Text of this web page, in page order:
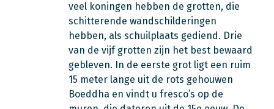
veel koningen hebben de grotten, die
schitterende wandschilderingen
hebben, als schuilplaats gediend. Drie
van de vijf grotten zijn het best bewaard
gebleven. In de eerste grot ligt een ruim
15 meter lange uit de rots gehouwen
Boeddha en vindt u fresco’s op de